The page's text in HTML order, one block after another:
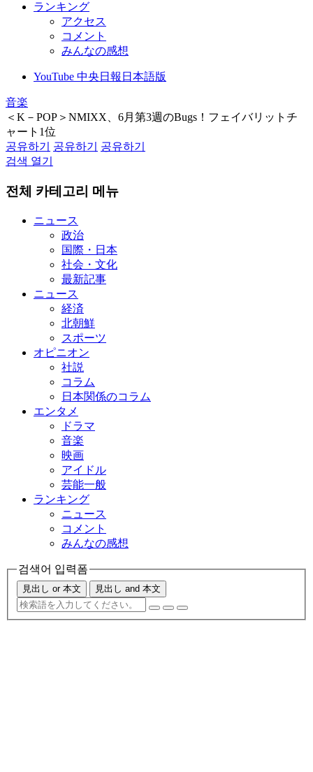
ランキング
アクセス
コメント
みんなの感想
YouTube 中央日報日本語版
音楽
＜K－POP＞NMIXX、6月第3週のBugs！フェイバリットチ
ャート1位
공유하기
공유하기
공유하기
검색 열기
전체 카테고리 메뉴
ニュース
政治
国際・日本
社会・文化
最新記事
ニュース
経済
北朝鮮
スポーツ
オピニオン
社説
コラム
日本関係のコラム
エンタメ
ドラマ
音楽
映画
アイドル
芸能一般
ランキング
ニュース
コメント
みんなの感想
검색어 입력폼
見出し or 本文 見出し and 本文